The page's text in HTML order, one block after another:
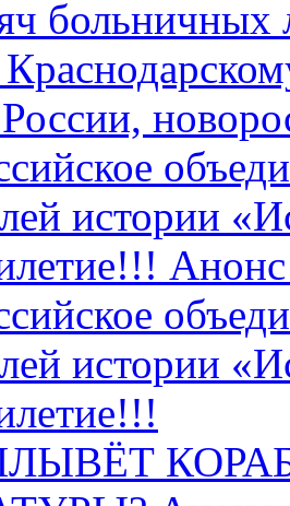
больничных
истории
истории